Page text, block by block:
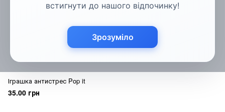
встигнути до нашого відпочинку!
Зрозуміло
Іграшка антистрес Pop it
35.00 грн